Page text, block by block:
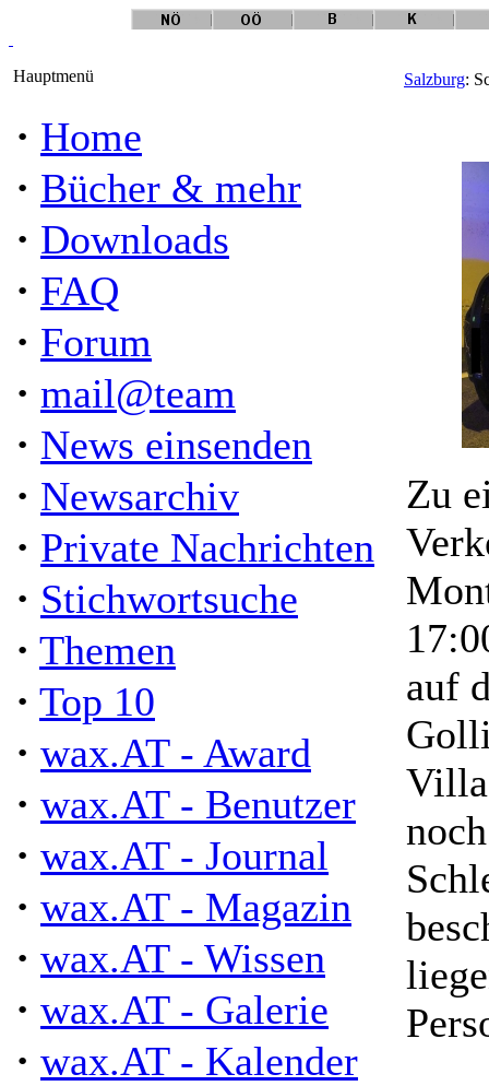
Hauptmenü
· Home
· Bücher & mehr
· Downloads
· FAQ
· Forum
· mail@team
· News einsenden
· Newsarchiv
· Private Nachrichten
· Stichwortsuche
· Themen
· Top 10
· wax.AT - Award
· wax.AT - Benutzer
· wax.AT - Journal
· wax.AT - Magazin
· wax.AT - Wissen
· wax.AT - Galerie
· wax.AT - Kalender
Salzburg:
Zu
auf